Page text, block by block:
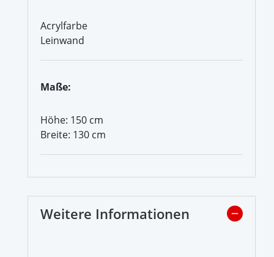
Acrylfarbe
Leinwand
Maße:
Höhe: 150 cm
Breite: 130 cm
Weitere Informationen